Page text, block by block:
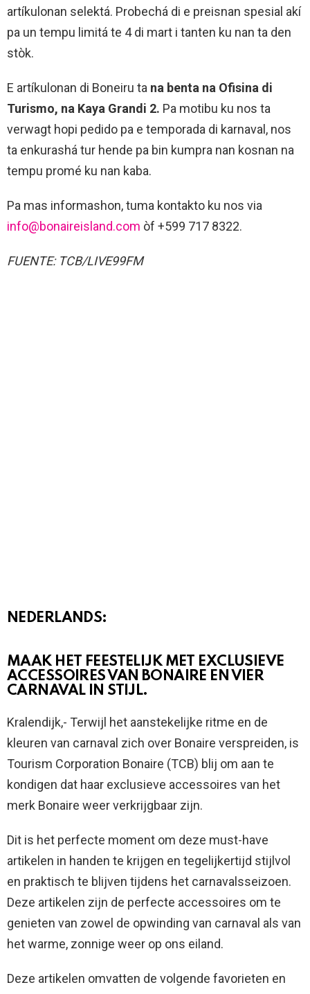
artíkulonan selektá. Probechá di e preisnan spesial akí
pa un tempu limitá te 4 di mart i tanten ku nan ta den
stòk.
E artíkulonan di Boneiru ta na benta na Ofisina di
Turismo, na Kaya Grandi 2. Pa motibu ku nos ta
verwagt hopi pedido pa e temporada di karnaval, nos
ta enkurashá tur hende pa bin kumpra nan kosnan na
tempu promé ku nan kaba.
Pa mas informashon, tuma kontakto ku nos via
info@bonaireisland.com òf +599 717 8322.
FUENTE: TCB/LIVE99FM
NEDERLANDS:
MAAK HET FEESTELIJK MET EXCLUSIEVE
ACCESSOIRES VAN BONAIRE EN VIER
CARNAVAL IN STIJL.
Kralendijk,- Terwijl het aanstekelijke ritme en de
kleuren van carnaval zich over Bonaire verspreiden, is
Tourism Corporation Bonaire (TCB) blij om aan te
kondigen dat haar exclusieve accessoires van het
merk Bonaire weer verkrijgbaar zijn.
Dit is het perfecte moment om deze must-have
artikelen in handen te krijgen en tegelijkertijd stijlvol
en praktisch te blijven tijdens het carnavalsseizoen.
Deze artikelen zijn de perfecte accessoires om te
genieten van zowel de opwinding van carnaval als van
het warme, zonnige weer op ons eiland.
Deze artikelen omvatten de volgende favorieten en